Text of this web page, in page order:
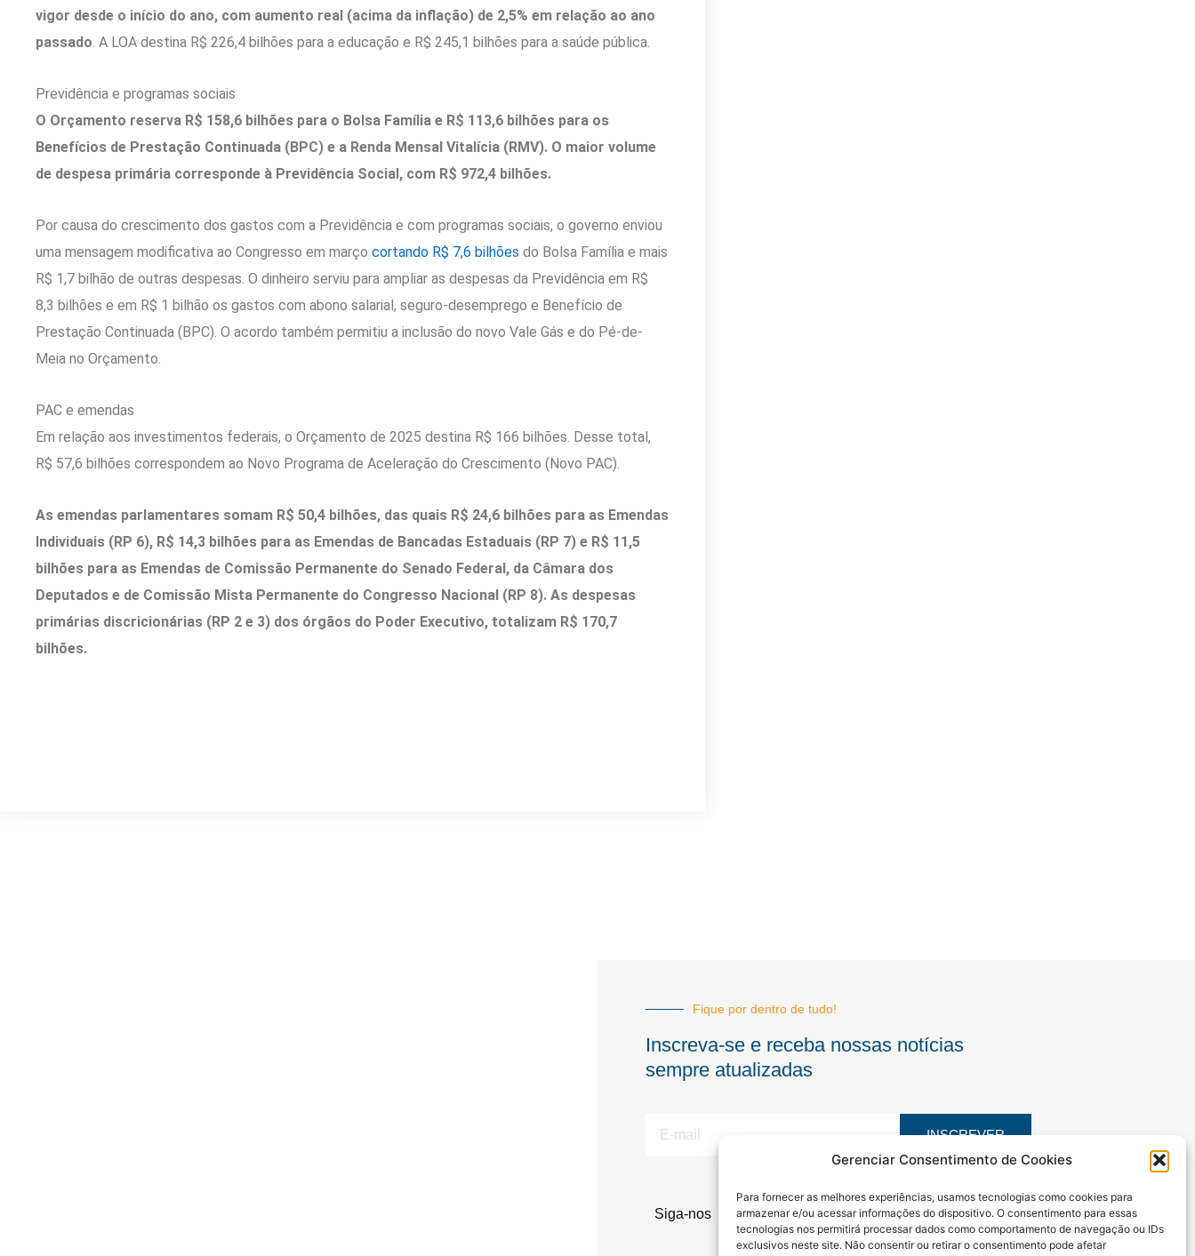
Gerenciar Consentimento de Cookies
Para fornecer as melhores experiências, usamos tecnologias como cookies para
armazenar e/ou acessar informações do dispositivo. O consentimento para essas
tecnologias nos permitirá processar dados como comportamento de navegação ou IDs
exclusivos neste site. Não consentir ou retirar o consentimento pode afetar
vigor desde o início do ano, com aumento real (acima da inflação) de 2,5% em relação ao ano
passado. A LOA destina R$ 226,4 bilhões para a educação e R$ 245,1 bilhões para a saúde pública.
Previdência e programas sociais
O Orçamento reserva R$ 158,6 bilhões para o Bolsa Família e R$ 113,6 bilhões para os
Benefícios de Prestação Continuada (BPC) e a Renda Mensal Vitalícia (RMV). O maior volume
de despesa primária corresponde à Previdência Social, com R$ 972,4 bilhões.
Por causa do crescimento dos gastos com a Previdência e com programas sociais, o governo enviou
uma mensagem modificativa ao Congresso em março cortando R$ 7,6 bilhões do Bolsa Família e mais
R$ 1,7 bilhão de outras despesas. O dinheiro serviu para ampliar as despesas da Previdência em R$
8,3 bilhões e em R$ 1 bilhão os gastos com abono salarial, seguro-desemprego e Benefício de
Prestação Continuada (BPC). O acordo também permitiu a inclusão do novo Vale Gás e do Pé-de-
Meia no Orçamento.
PAC e emendas
Em relação aos investimentos federais, o Orçamento de 2025 destina R$ 166 bilhões. Desse total,
R$ 57,6 bilhões correspondem ao Novo Programa de Aceleração do Crescimento (Novo PAC).
As emendas parlamentares somam R$ 50,4 bilhões, das quais R$ 24,6 bilhões para as Emendas
Individuais (RP 6), R$ 14,3 bilhões para as Emendas de Bancadas Estaduais (RP 7) e R$ 11,5
bilhões para as Emendas de Comissão Permanente do Senado Federal, da Câmara dos
Deputados e de Comissão Mista Permanente do Congresso Nacional (RP 8). As despesas
primárias discricionárias (RP 2 e 3) dos órgãos do Poder Executivo, totalizam R$ 170,7
bilhões.
Fique por dentro de tudo!
Inscreva-se e receba nossas notícias
sempre atualizadas
INSCREVER
Siga-nos
F
a
c
e
I
n
s
t
Y
o
u
t